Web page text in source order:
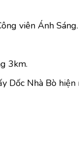
viên Ánh Sáng.
3km.
Dốc Nhà Bò hiện